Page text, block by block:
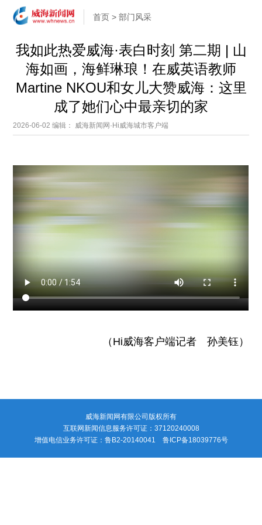
首页 >部门风采
我如此热爱威海·表白时刻 第二期 | 山
海如画，海鲜琳琅！在威英语教师
Martine NKOU和女儿大赞威海：这里
成了她们心中最亲切的家
2026-06-02编辑： 威海新闻网·Hi威海城市客户端
（Hi威海客户端记者 孙美钰）
威海新闻网有限公司版权所有
互联网新闻信息服务许可证：37120240008
增值电信业务许可证：鲁B2-20140041 鲁ICP备18039776号